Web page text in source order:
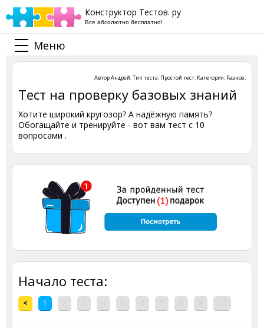
Конструктор Тестов. ру
Все абсолютно бесплатно!
Меню
АвторАндрей. Тип теста: Простой тест. Категория: Разное.
Тест на проверку базовых знаний
Хотите широкий кругозор? А надёжную память?
Обогащайте и тренируйте - вот вам тест с 10
вопросами .
Начало теста:
< 1